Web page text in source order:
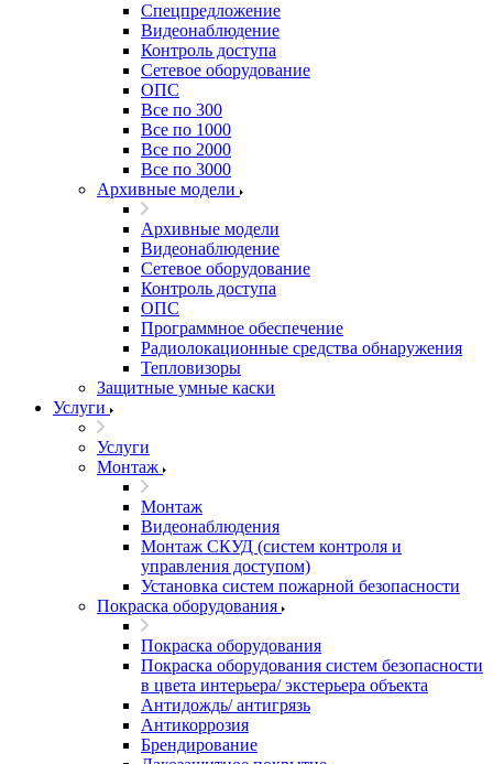
Спецпредложение
Видеонаблюдение
Контроль доступа
Сетевое оборудование
ОПС
Все по 300
Все по 1000
Все по 2000
Все по 3000
Архивные модели
Архивные модели
Видеонаблюдение
Сетевое оборудование
Контроль доступа
ОПС
Программное обеспечение
Радиолокационные средства обнаружения
Тепловизоры
Защитные умные каски
Услуги
Услуги
Монтаж
Монтаж
Видеонаблюдения
Монтаж СКУД (систем контроля и
управления доступом)
Установка систем пожарной безопасности
Покраска оборудования
Покраска оборудования
Покраска оборудования систем безопасности
в цвета интерьера/ экстерьера объекта
Антидождь/ антигрязь
Антикоррозия
Брендирование